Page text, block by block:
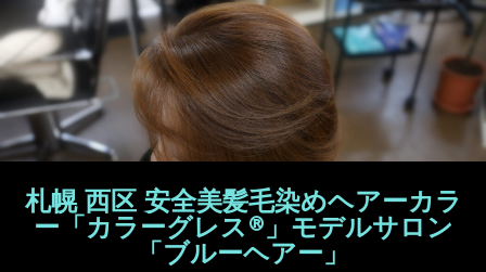
札幌 西区 安全美髪毛染めヘアーカラ
ー「カラーグレス®」モデルサロン
「ブルーヘアー」